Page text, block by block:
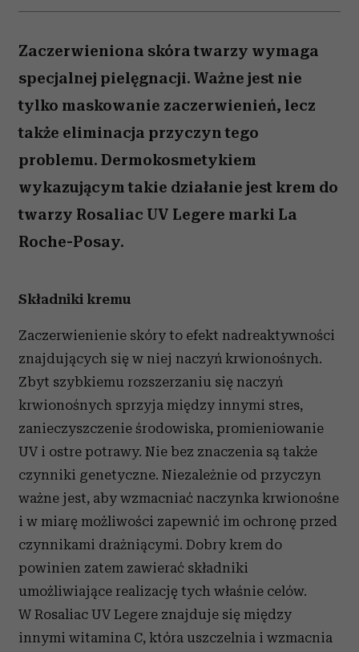
Zaczerwieniona skóra twarzy wymaga
specjalnej pielęgnacji. Ważne jest nie
tylko maskowanie zaczerwienień, lecz
także eliminacja przyczyn tego
problemu. Dermokosmetykiem
wykazującym takie działanie jest krem do
twarzy Rosaliac UV Legere marki La
Roche-Posay.
Składniki kremu
Zaczerwienienie skóry to efekt nadreaktywności
znajdujących się w niej naczyń krwionośnych.
Zbyt szybkiemu rozszerzaniu się naczyń
krwionośnych sprzyja między innymi stres,
zanieczyszczenie środowiska, promieniowanie
UV i ostre potrawy. Nie bez znaczenia są także
czynniki genetyczne. Niezależnie od przyczyn
ważne jest, aby wzmacniać naczynka krwionośne
i w miarę możliwości zapewnić im ochronę przed
czynnikami drażniącymi. Dobry krem do
powinien zatem zawierać składniki
umożliwiające realizację tych właśnie celów.
W Rosaliac UV Legere znajduje się między
innymi witamina C, która uszczelnia i wzmacnia